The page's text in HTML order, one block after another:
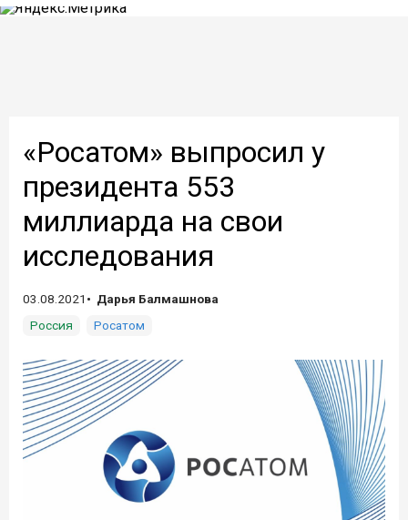
«Росатом» выпросил у
президента 553
миллиарда на свои
исследования
03.08.2021
Дарья Балмашнова
Россия
Росатом